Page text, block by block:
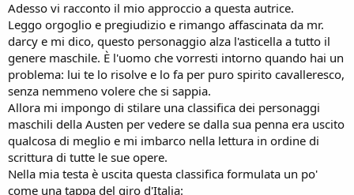
Adesso vi racconto il mio approccio a questa autrice.
Leggo orgoglio e pregiudizio e rimango affascinata da mr.
darcy e mi dico, questo personaggio alza l'asticella a tutto il
genere maschile. È l'uomo che vorresti intorno quando hai un
problema: lui te lo risolve e lo fa per puro spirito cavalleresco,
senza nemmeno volere che si sappia.
Allora mi impongo di stilare una classifica dei personaggi
maschili della Austen per vedere se dalla sua penna era uscito
qualcosa di meglio e mi imbarco nella lettura in ordine di
scrittura di tutte le sue opere.
Nella mia testa è uscita questa classifica formulata un po'
come una tappa del giro d'Italia: